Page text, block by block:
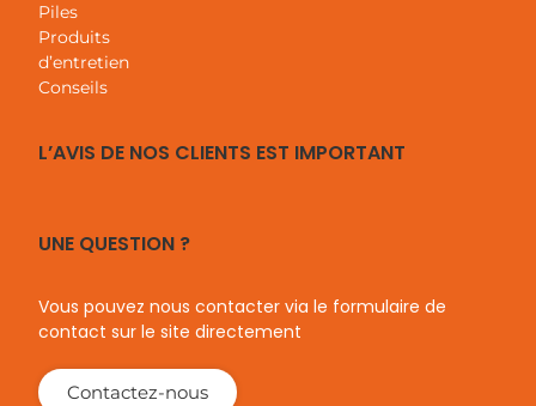
Piles
Produits
d’entretien
Conseils
L’AVIS DE NOS CLIENTS EST IMPORTANT
UNE QUESTION ?
Vous pouvez nous contacter via le formulaire de
contact sur le site directement
Contactez-nous